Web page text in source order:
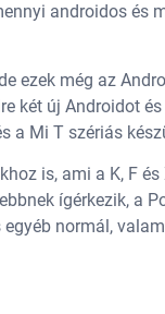
androidos és
ezek még az
két új Androidot
a Mi T szériás
is, ami a K, F és
ígérkezik, a
normál,